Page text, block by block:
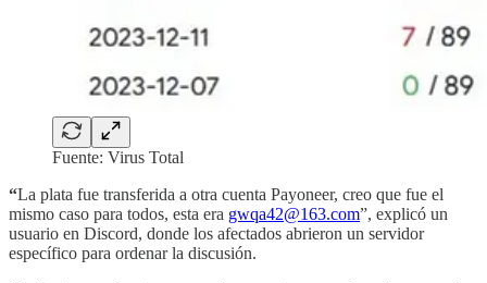
Fuente: Virus Total
“La plata fue transferida a otra cuenta Payoneer, creo que fue el
mismo caso para todos, esta era gwqa42@163.com”, explicó un
usuario en Discord, donde los afectados abrieron un servidor
específico para ordenar la discusión.